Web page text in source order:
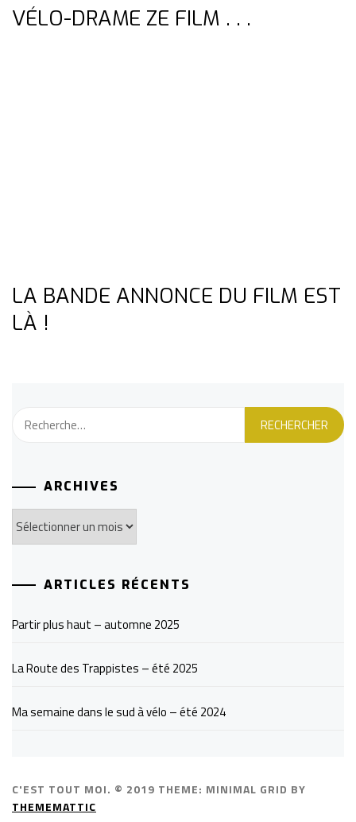
VÉLO-DRAME ZE FILM . . .
LA BANDE ANNONCE DU FILM EST
LÀ !
ARCHIVES
Archives
ARTICLES RÉCENTS
Partir plus haut – automne 2025
La Route des Trappistes – été 2025
Ma semaine dans le sud à vélo – été 2024
C'EST TOUT MOI. © 2019 THEME: MINIMAL GRID BY
THEMEMATTIC